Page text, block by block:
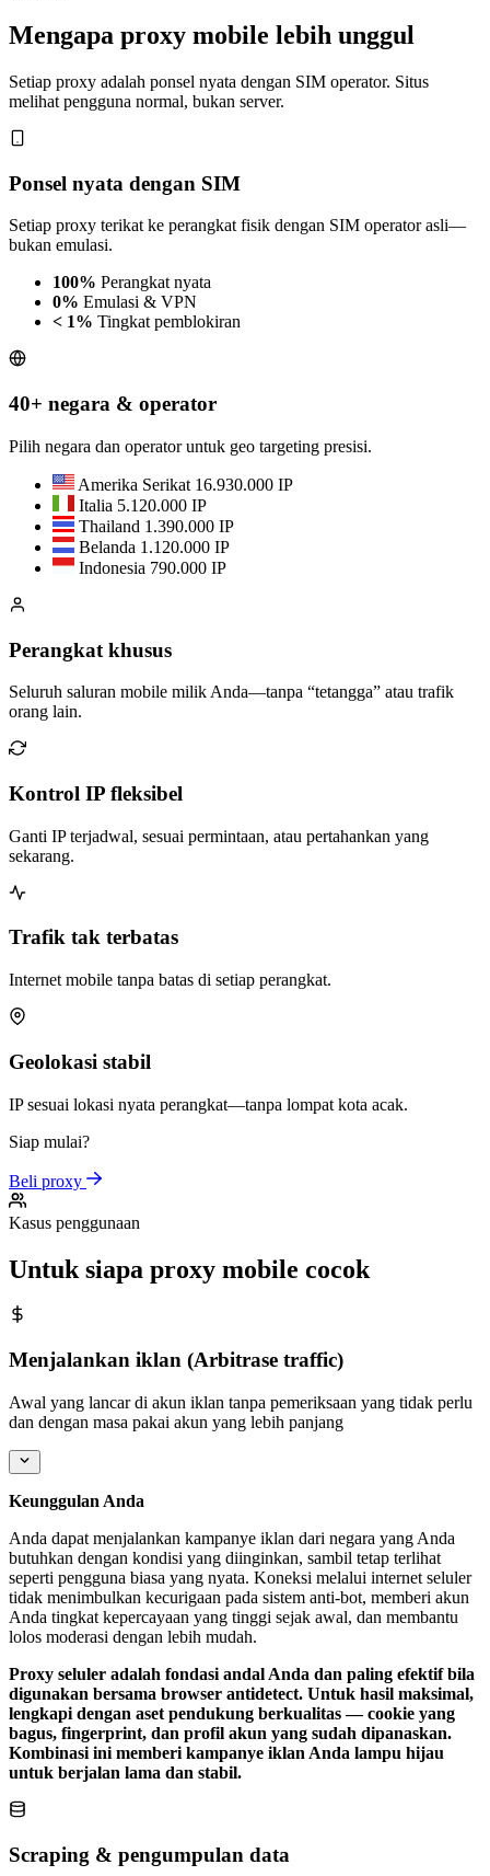
Mengapa proxy mobile lebih unggul
Setiap proxy adalah ponsel nyata dengan SIM operator. Situs
melihat pengguna normal, bukan server.
Ponsel nyata dengan SIM
Setiap proxy terikat ke perangkat fisik dengan SIM operator asli—
bukan emulasi.
100% Perangkat nyata
0% Emulasi & VPN
< 1% Tingkat pemblokiran
40+ negara & operator
Pilih negara dan operator untuk geo targeting presisi.
Amerika Serikat 16.930.000 IP
Italia 5.120.000 IP
Thailand 1.390.000 IP
Belanda 1.120.000 IP
Indonesia 790.000 IP
Perangkat khusus
Seluruh saluran mobile milik Anda—tanpa “tetangga” atau trafik
orang lain.
Kontrol IP fleksibel
Ganti IP terjadwal, sesuai permintaan, atau pertahankan yang
sekarang.
Trafik tak terbatas
Internet mobile tanpa batas di setiap perangkat.
Geolokasi stabil
IP sesuai lokasi nyata perangkat—tanpa lompat kota acak.
Siap mulai?
Beli proxy
Kasus penggunaan
Untuk siapa proxy mobile cocok
Menjalankan iklan (Arbitrase traffic)
Awal yang lancar di akun iklan tanpa pemeriksaan yang tidak perlu
dan dengan masa pakai akun yang lebih panjang
Keunggulan Anda
Anda dapat menjalankan kampanye iklan dari negara yang Anda
butuhkan dengan kondisi yang diinginkan, sambil tetap terlihat
seperti pengguna biasa yang nyata. Koneksi melalui internet seluler
tidak menimbulkan kecurigaan pada sistem anti-bot, memberi akun
Anda tingkat kepercayaan yang tinggi sejak awal, dan membantu
lolos moderasi dengan lebih mudah.
Proxy seluler adalah fondasi andal Anda dan paling efektif bila
digunakan bersama browser antidetect. Untuk hasil maksimal,
lengkapi dengan aset pendukung berkualitas — cookie yang
bagus, fingerprint, dan profil akun yang sudah dipanaskan.
Kombinasi ini memberi kampanye iklan Anda lampu hijau
untuk berjalan lama dan stabil.
Scraping & pengumpulan data